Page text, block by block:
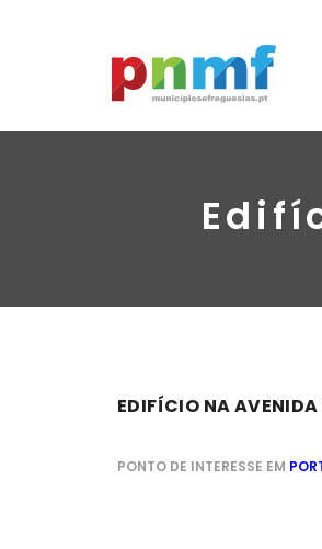
EDIFÍCIO NA
PONTO DE INTERESSE EM